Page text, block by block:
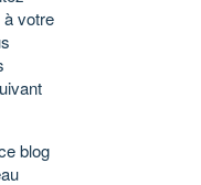
à votre
blog